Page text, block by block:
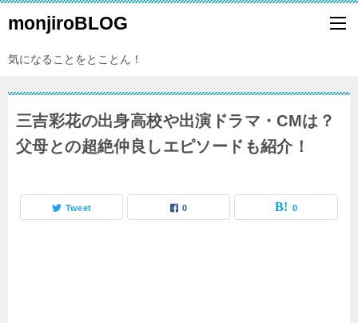
monjiroBLOG
気になることをとことん！
三吉彩花の出身高校や出演ドラマ・CMは？
父母との超絶仲良しエピソードも紹介！
Tweet 0 0